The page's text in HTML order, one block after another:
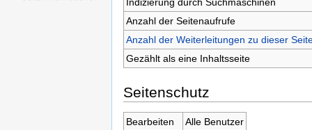
Anzahl der Seitenaufrufe
Anzahl der Weiterleitungen zu dieser
Gezählt als eine Inhaltsseite
Seitenschutz
Bearbeiten
Alle Benutzer